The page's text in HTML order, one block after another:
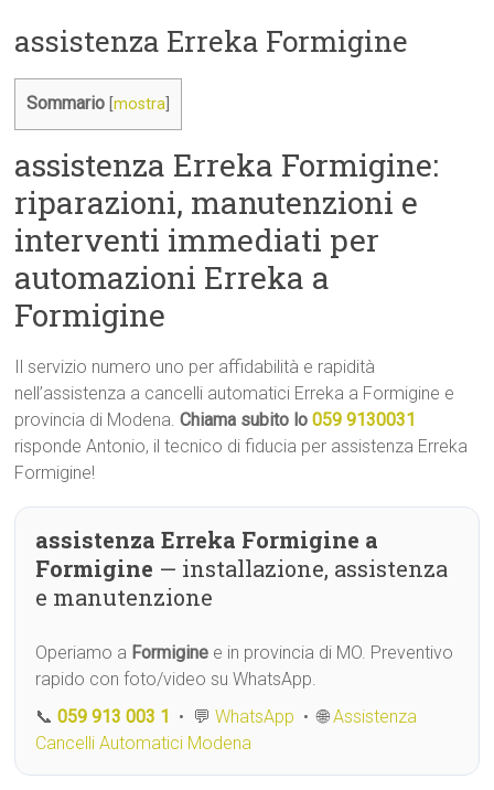
assistenza Erreka Formigine
Sommario [mostra
assistenza Erreka Formigine:
riparazioni, manutenzioni e
interventi immediati per
automazioni Erreka a
Formigine
Il servizio numero uno per affidabilità e rapidità
nell’assistenza a cancelli automatici Erreka a Formigine e
provincia di Modena.Chiama subito lo059 9130031
risponde Antonio, il tecnico di fiducia per assistenza Erreka
Formigine!
assistenza Erreka Formigine a
Formigine — installazione, assistenza
e manutenzione
Operiamo a Formigine e in provincia di MO. Preventivo
rapido con foto/video su WhatsApp.
📞059 913 003 1 • 💬WhatsApp • 🌐Assistenza
Cancelli Automatici Modena